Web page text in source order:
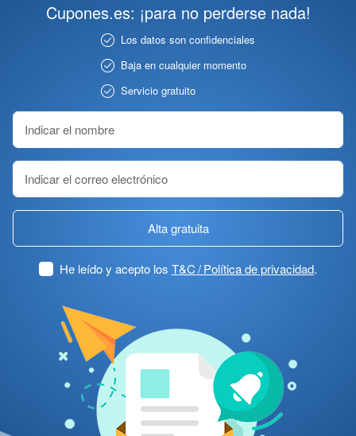
Cupones.es: ¡para no perderse nada!
Los datos son confidenciales
Baja en cualquier momento
Servicio gratuito
Alta gratuita
He leído y acepto los T&C / Política de privacidad.